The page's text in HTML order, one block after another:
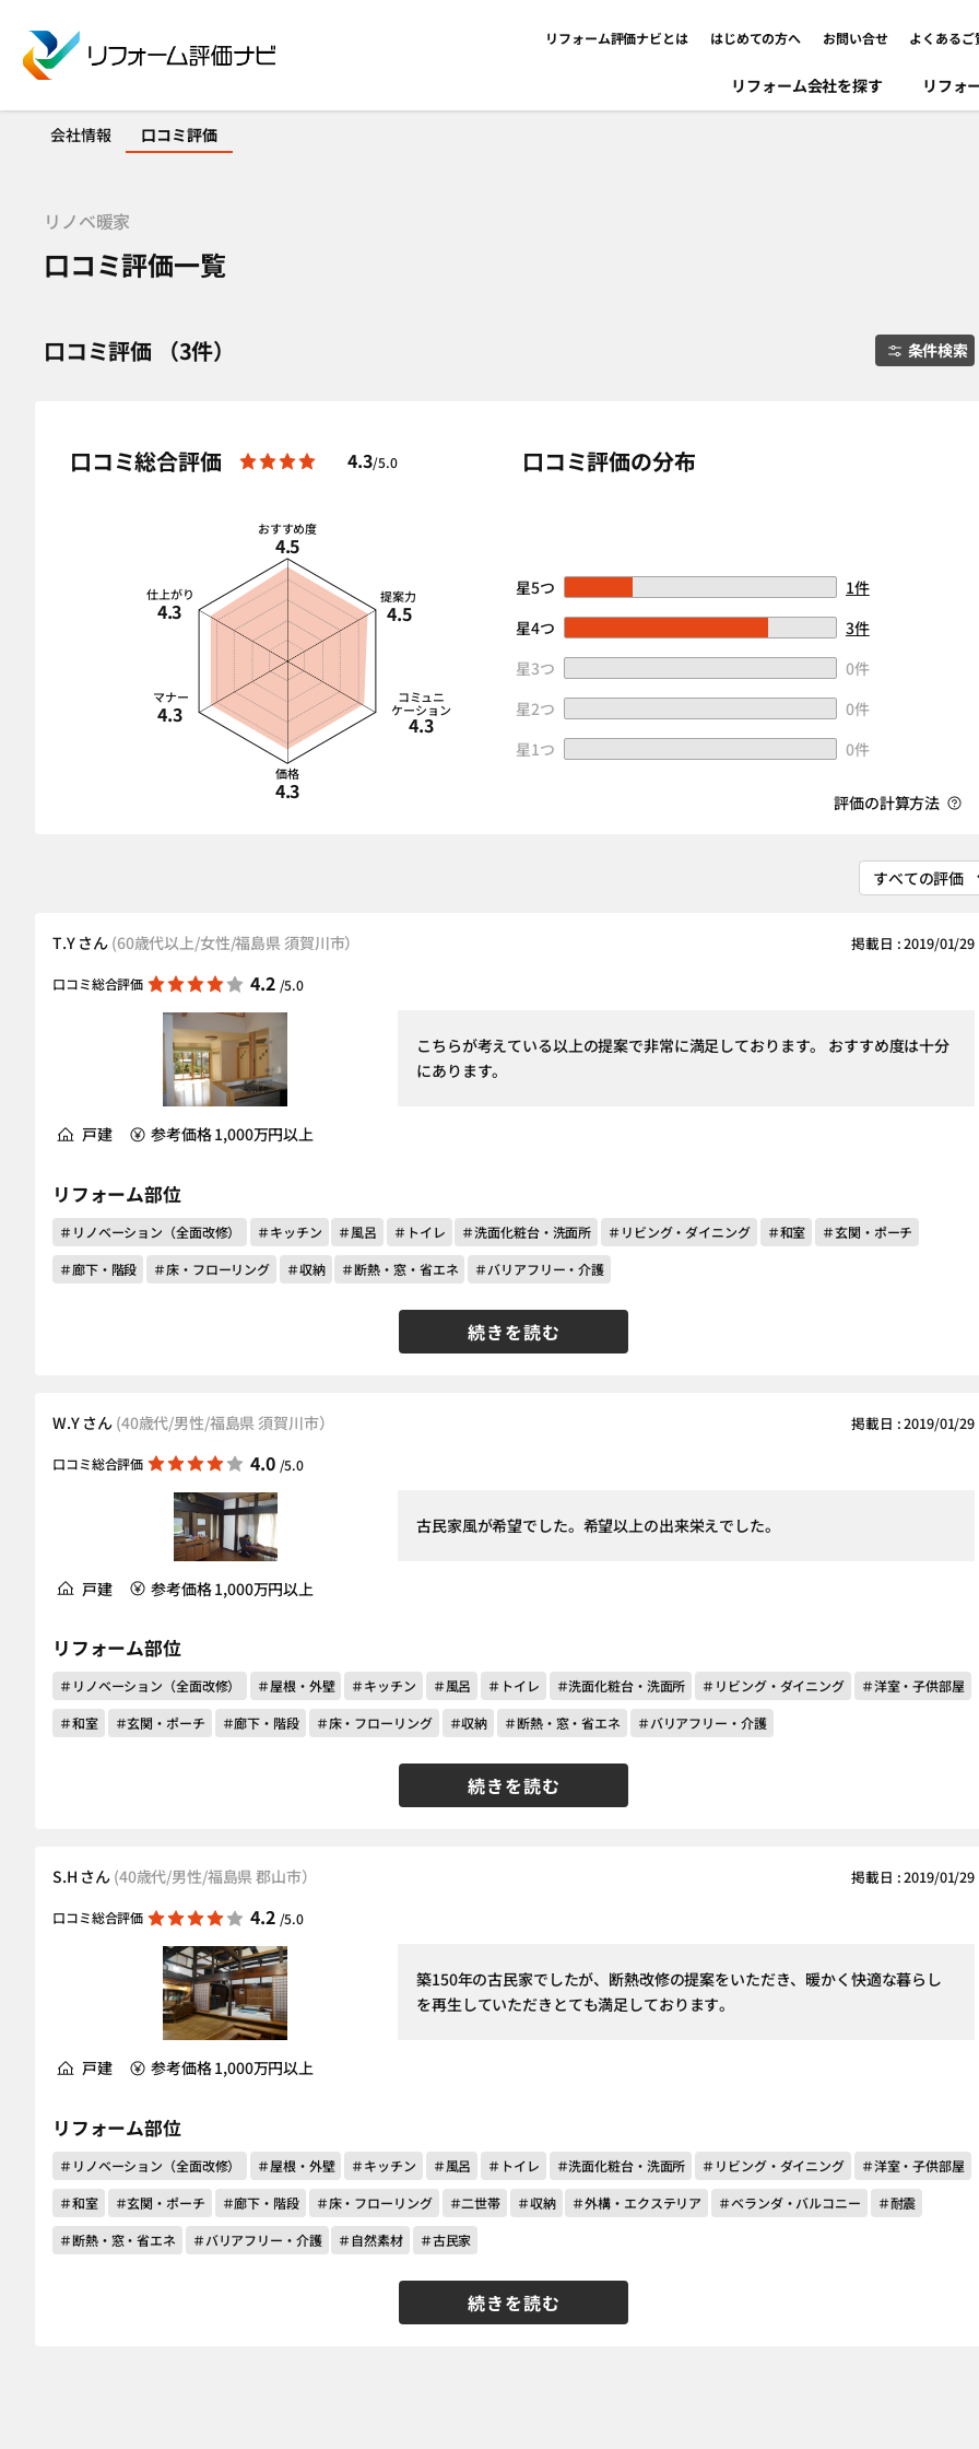
リフォーム評価ナビとは はじめての方へ お問い合せ よくあるご
リフォーム会社を探す リフォ
会社情報 口コミ評価
リノベ暖家
口コミ評価一覧
口コミ評価 （3件） 条件検索
口コミ総合評価 4.3/5.0
おすすめ度
4.5
提案力
4.5
コミュニ
ケーション
4.3
価格
4.3
マナー
4.3
仕上がり
4.3
口コミ評価の分布
星5つ
1件
星4つ
3件
星3つ
0件
星2つ
0件
星1つ
0件
評価の計算方法
T.Y さん (60歳代以上/女性/福島県 須賀川市） 掲載日 : 2019/01/29
口コミ総合評価 4.2 /5.0
こちらが考えている以上の提案で非常に満足しております。 おすすめ度は十分
にあります。
続きを読む
戸建 参考価格 1,000万円以上
リフォーム部位
＃リノベーション（全面改修） ＃キッチン ＃風呂 ＃トイレ ＃洗面化粧台・洗面所 ＃リビング・ダイニング ＃和室
＃玄関・ポーチ
＃廊下・階段
＃床・フローリング ＃収納 ＃断熱・窓・省エネ ＃バリアフリー・介護
W.Y さん (40歳代/男性/福島県 須賀川市） 掲載日 : 2019/01/29
口コミ総合評価 4.0 /5.0
古民家風が希望でした。希望以上の出来栄えでした。
続きを読む
戸建 参考価格 1,000万円以上
リフォーム部位
＃リノベーション（全面改修） ＃屋根・外壁 ＃キッチン ＃風呂 ＃トイレ ＃洗面化粧台・洗面所 ＃リビング・ダイニング
＃洋室・子供部屋
＃和室
＃玄関・ポーチ ＃廊下・階段 ＃床・フローリング ＃収納 ＃断熱・窓・省エネ ＃バリアフリー・介護
S.H さん (40歳代/男性/福島県 郡山市） 掲載日 : 2019/01/29
口コミ総合評価 4.2 /5.0
築150年の古民家でしたが、断熱改修の提案をいただき、暖かく快適な暮らし
を再生していただきとても満足しております。
続きを読む
戸建 参考価格 1,000万円以上
リフォーム部位
＃リノベーション（全面改修） ＃屋根・外壁 ＃キッチン ＃風呂 ＃トイレ ＃洗面化粧台・洗面所 ＃リビング・ダイニング
＃洋室・子供部屋
＃和室
＃玄関・ポーチ ＃廊下・階段 ＃床・フローリング ＃二世帯 ＃収納 ＃外構・エクステリア ＃ベランダ・バルコニー
＃耐震
＃断熱・窓・省エネ
＃バリアフリー・介護 ＃自然素材 ＃古民家